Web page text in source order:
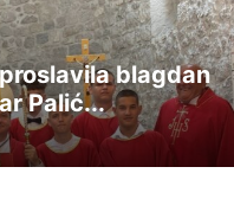
blagdan
Palić...